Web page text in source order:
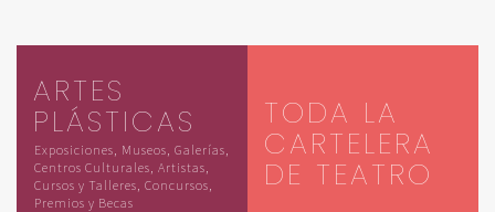
ARTES
PLÁSTICAS
Exposiciones, Museos, Galerías,
Centros Culturales, Artistas,
Cursos y Talleres, Concursos,
Premios y Becas
TODA LA
CARTELERA
DE TEATRO